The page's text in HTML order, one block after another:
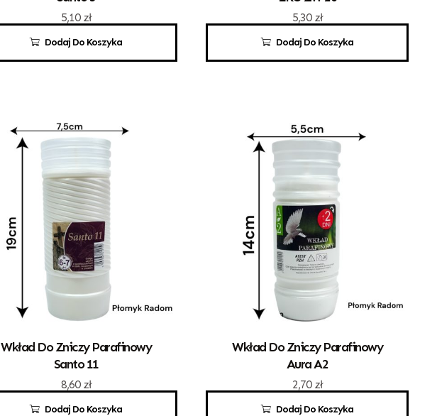
Dodaj Do Koszyka
5,10 zł
Dodaj Do Koszyka
5,30 zł
Dodaj Do Koszyka
Wkład Do Zniczy Parafinowy
Santo 11
8,60 zł
Dodaj Do Koszyka
Wkład Do Zniczy Parafinowy
Aura A2
2,70 zł